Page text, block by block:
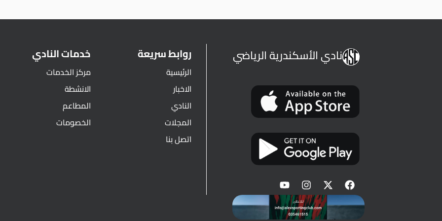
نادي الأسكندرية الرياضي روابط سريعة
الرئيسية
الاخبار
النادي
المجلات
اتصل بنا
خدمات النادي
مركز الخدمات
الانشطة
المطاعم
الخصومات